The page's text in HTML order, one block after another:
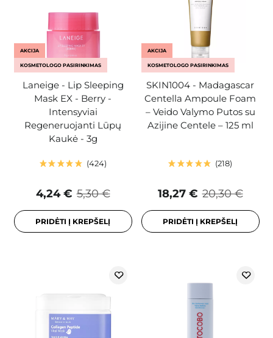
AKCIJA
KOSMETOLOGO PASIRINKIMAS
Laneige - Lip Sleeping
Mask EX - Berry -
Intensyviai
Regeneruojanti Lūpų
Kaukė - 3g
424
5,30 €
4,24 €
PRIDĖTI Į KREPŠELĮ
AKCIJA
KOSMETOLOGO PASIRINKIMAS
SKIN1004 - Madagascar
Centella Ampoule Foam
– Veido Valymo Putos su
Azijine Centele – 125 ml
218
20,30 €
18,27 €
PRIDĖTI Į KREPŠELĮ